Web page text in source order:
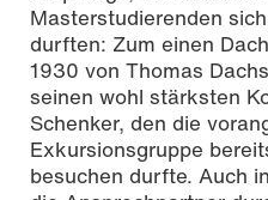
Masterstudierenden
durften: Zum einen
1930 von Thomas
seinen wohl stärksten
Schenker, den die
Exkursionsgruppe
besuchen durfte. Auch